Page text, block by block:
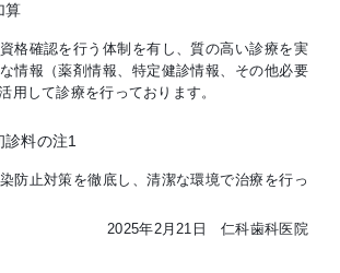
算
格確認を行う体制を有し、質の高い診療を実
情報（薬剤情報、特定健診情報、その他必要
用して診療を行っております。
料の注1
防止対策を徹底し、清潔な環境で治療を行っ
2025年2月21日 仁科歯科医院